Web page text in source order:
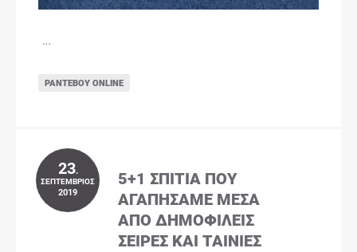
…
ΡΑΝΤΕΒΟΎ ONLINE
23.
ΣΕΠΤΈΜΒΡΙΟΣ
2019
5+1 ΣΠΊΤΙΑ ΠΟΥ
ΑΓΑΠΉΣΑΜΕ ΜΈΣΑ
ΑΠΌ ΔΗΜΟΦΙΛΕΊΣ
ΣΕΙΡΈΣ ΚΑΙ ΤΑΙΝΊΕΣ